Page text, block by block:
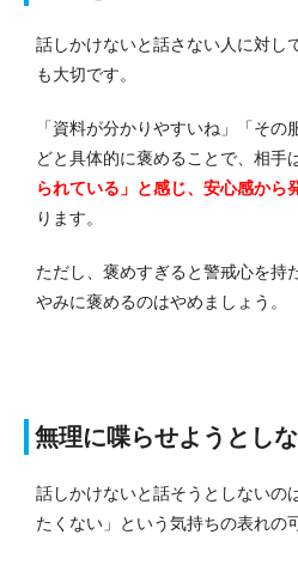
話しかけないと話さない人に対し
も大切です。
「資料が分かりやすいね」「そ
どと具体的に褒めることで、相手
られている」と感じ、安心感から
ります。
ただし、褒めすぎると警戒心を持
やみに褒めるのはやめましょう。
無理に喋らせようとし
話しかけないと話そうとしないの
たくない」という気持ちの表れの